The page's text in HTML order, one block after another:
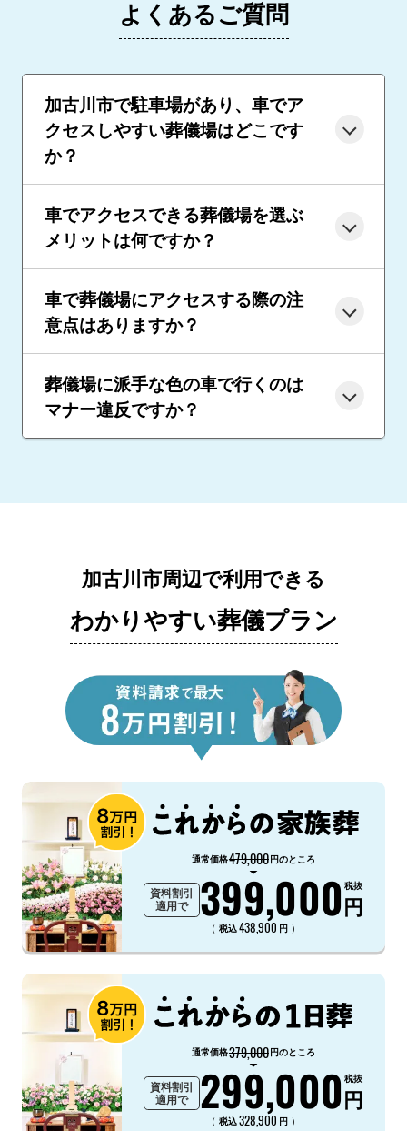
よくあるご質問
加古川市で駐車場があり、車でア
クセスしやすい葬儀場はどこです
か？
車でアクセスできる葬儀場を選ぶ
メリットは何ですか？
車で葬儀場にアクセスする際の注
意点はありますか？
葬儀場に派手な色の車で行くのは
マナー違反ですか？
加古川市周辺で利用できる
わかりやすい葬儀プラン
通常価格479,000円のところ
資料割引
適用で
399,000円
税抜
（ 税込438,900 円 ）
通常価格379,000円のところ
資料割引
適用で
299,000円
税抜
（ 税込328,900 円 ）